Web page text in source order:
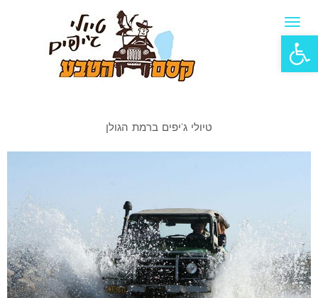
פתח סרגל נגישות
תפריט
טיולי ג'יפים ברמת הגולן